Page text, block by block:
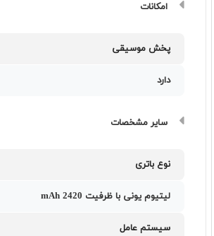
امکانات
پخش موسیقی
دارد
سایر مشخصات
نوع باتری
لیتیوم یونی با ظرفیت 2420 mAh
سیستم عامل